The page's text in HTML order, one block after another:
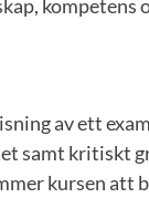
av ett
samt kritiskt
kursen att